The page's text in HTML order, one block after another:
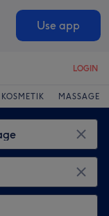
Use app
LOGIN
KOSMETIK MASSAGE